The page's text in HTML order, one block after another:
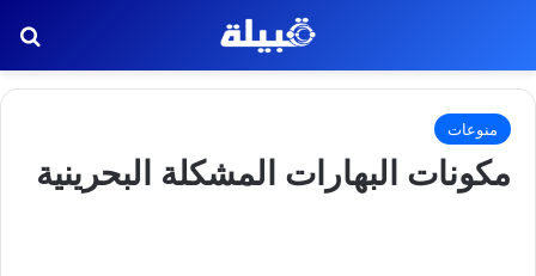
منوعات
مكونات البهارات المشكلة البحرينية